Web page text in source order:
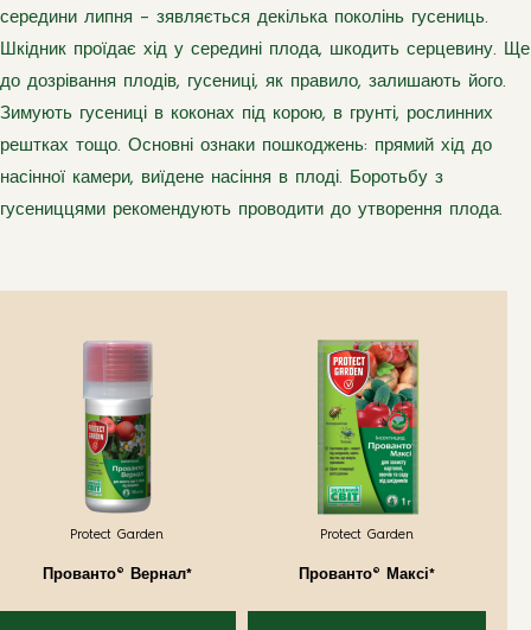
середини липня – зявляється декілька поколінь гусениць.
Шкідник проїдає хід у середині плода, шкодить серцевину. Ще
до дозрівання плодів, гусениці, як правило, залишають його.
Зимують гусениці в коконах під корою, в грунті, рослинних
рештках тощо. Основні ознаки пошкоджень: прямий хід до
насінної камери, виїдене насіння в плоді. Боротьбу з
гусениццями рекомендують проводити до утворення плода.
Protect Garden
Прованто® Вернал*
Protect Garden
Прованто® Максі*